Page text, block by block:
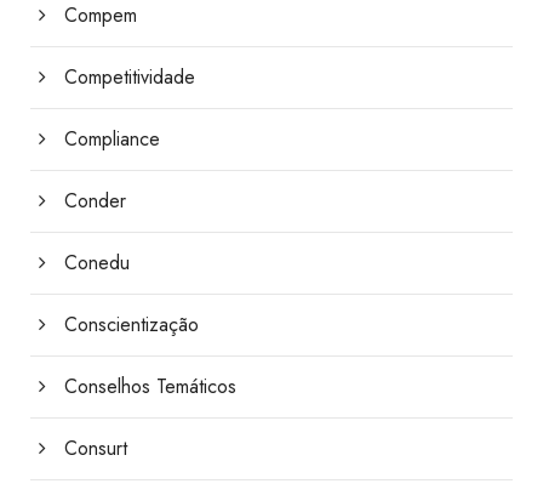
Compem
Competitividade
Compliance
Conder
Conedu
Conscientização
Conselhos Temáticos
Consurt